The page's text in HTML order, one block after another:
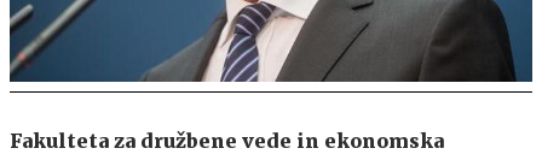
Fakulteta za družbene vede in ekonomska